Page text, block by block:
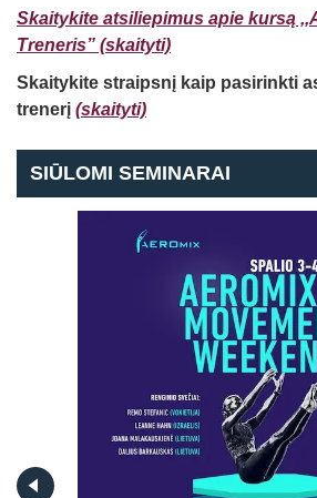
Skaitykite atsiliepimus apie kursą
Treneris” (skaityti)
Skaitykite straipsnį kaip pasirinkti
trenerį (skaityti)
SIŪLOMI SEMINARAI